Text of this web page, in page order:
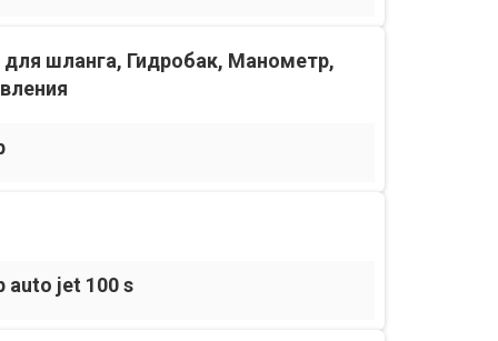
шланга, Гидробак, Манометр,
auto jet 100 s